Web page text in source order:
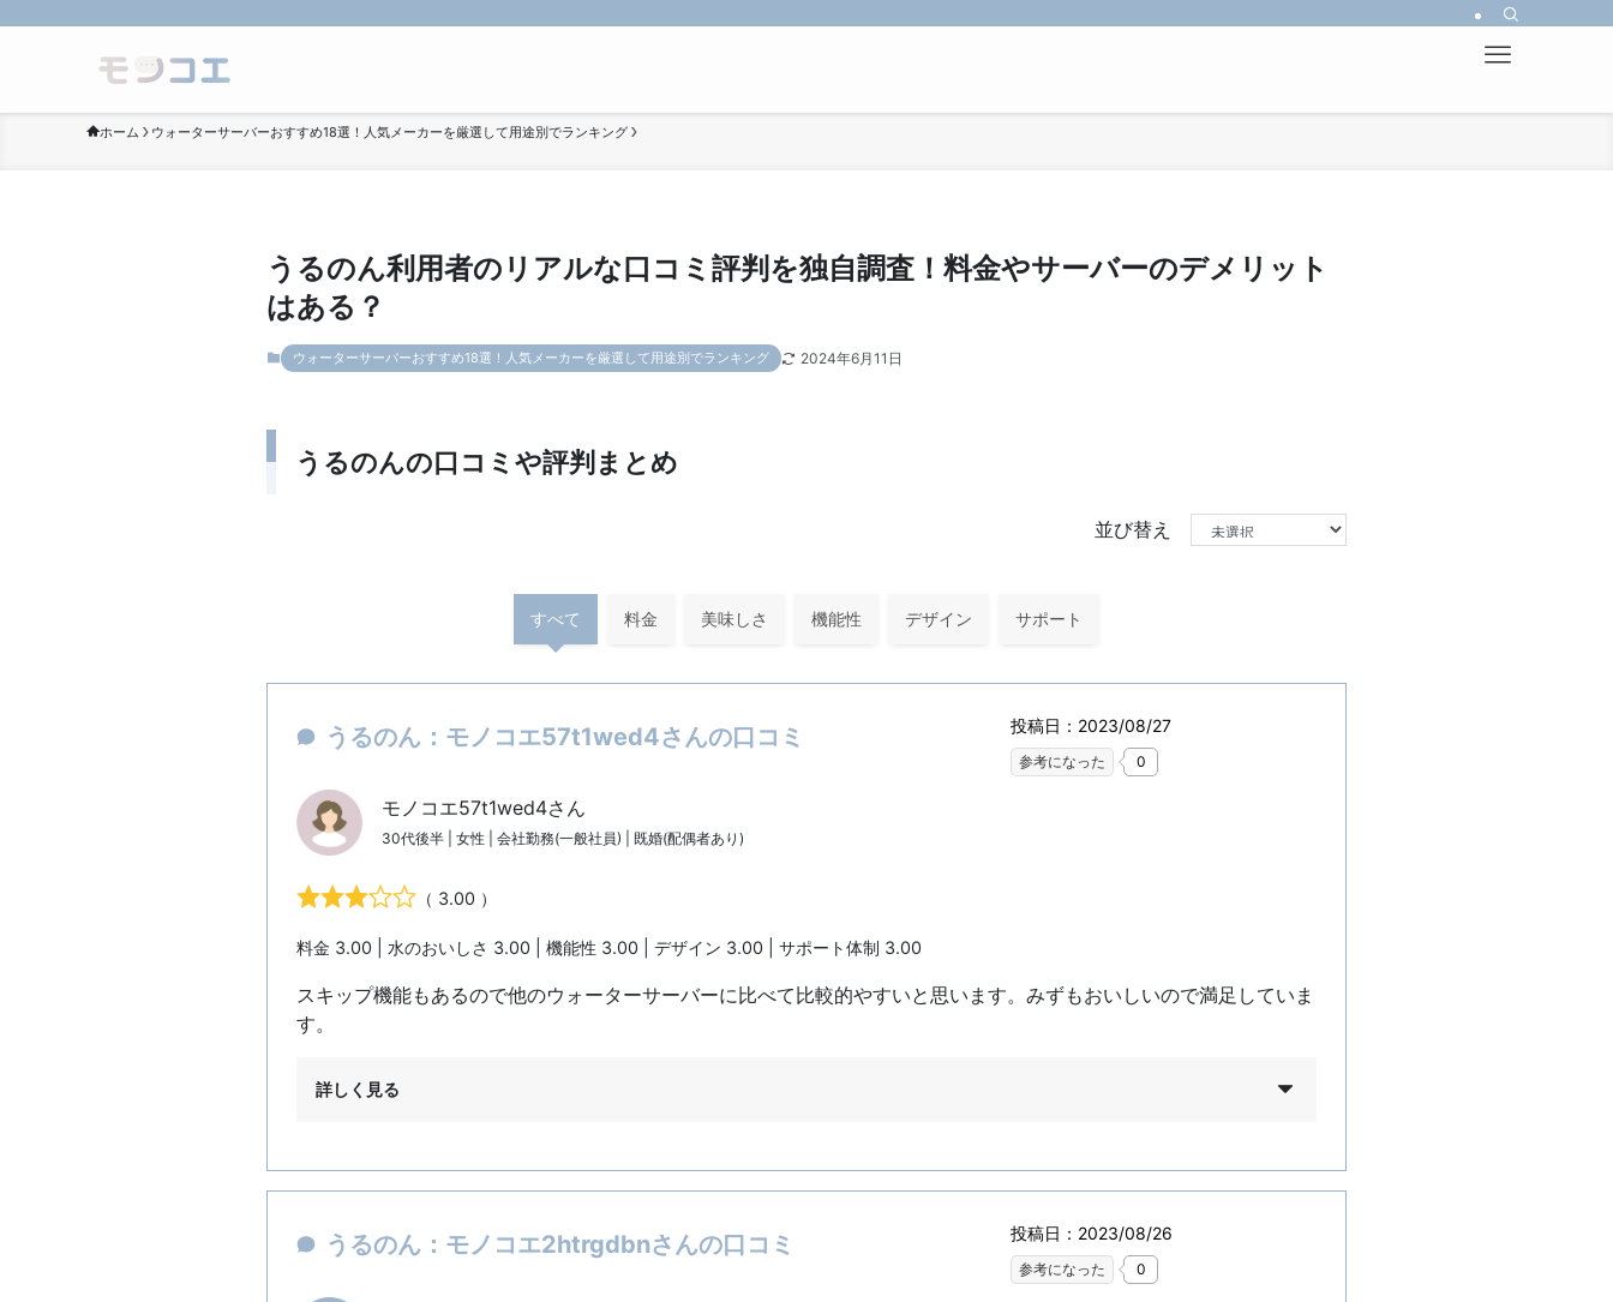
ホーム ウォーターサーバーおすすめ18選！人気メーカーを厳選して用途別でランキング
うるのん利用者のリアルな口コミ評判を独自調査！料金やサーバーのデメリット
はある？
ウォーターサーバーおすすめ18選！人気メーカーを厳選して用途別でランキング 2024年6月11日
うるのんの口コミや評判まとめ
並び替え
すべて 料金 美味しさ 機能性 デザイン サポート
うるのん：モノコエ57t1wed4さんの口コミ 投稿日：2023/08/27
参考になった 0
モノコエ57t1wed4さん
30代後半 | 女性 | 会社勤務(一般社員) | 既婚(配偶者あり)
（ 3.00 ）
料金 3.00 | 水のおいしさ 3.00 | 機能性 3.00 | デザイン 3.00 | サポート体制 3.00
スキップ機能もあるので他のウォーターサーバーに比べて比較的やすいと思います。みずもおいしいので満足していま
す。
詳しく見る
うるのん：モノコエ2htrgdbnさんの口コミ 投稿日：2023/08/26
参考になった 0